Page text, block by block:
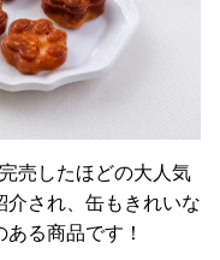
売したほどの大人気
され、缶もきれいな
る商品です！